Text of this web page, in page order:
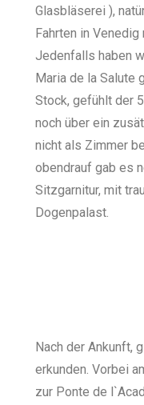
Glasbläserei ),
Fahrten in
Jedenfalls haben
Maria de la Salute
Stock, gefühlt der
noch über ein
nicht als Zimmer
obendrauf gab es
Sitzgarnitur, mit
Dogenpalast.
Nach der Ankunft,
erkunden. Vorbei
zur Ponte de